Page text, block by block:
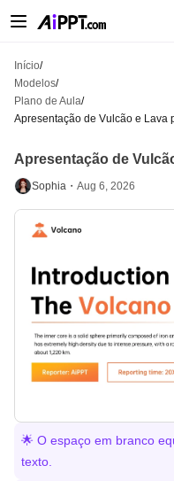
Início/
Modelos/
Plano de Aula/
Apresentação de Vulcão e Lava
Apresentação de
Sophia・ Aug 6, 2026
🌟 O espaço em branco
texto.